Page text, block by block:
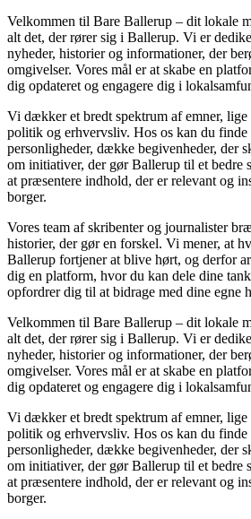
Velkommen til Bare Ballerup – dit lokale
alt det, der rører sig i Ballerup. Vi er
nyheder, historier og informationer, der
omgivelser. Vores mål er at skabe en
dig opdateret og engagere dig i
Vi dækker et bredt spektrum af emner,
politik og erhvervsliv. Hos os kan du
personligheder, dække begivenheder, der
om initiativer, der gør Ballerup til et bedre
at præsentere indhold, der er relevant og
borger.
Vores team af skribenter og journalister
historier, der gør en forskel. Vi mener, at
Ballerup fortjener at blive hørt, og derfor
dig en platform, hvor du kan dele dine
opfordrer dig til at bidrage med dine egne
Velkommen til Bare Ballerup – dit lokale
alt det, der rører sig i Ballerup. Vi er
nyheder, historier og informationer, der
omgivelser. Vores mål er at skabe en
dig opdateret og engagere dig i
Vi dækker et bredt spektrum af emner,
politik og erhvervsliv. Hos os kan du
personligheder, dække begivenheder, der
om initiativer, der gør Ballerup til et bedre
at præsentere indhold, der er relevant og
borger.